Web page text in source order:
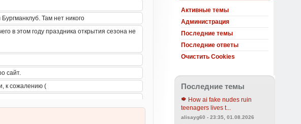
Активные темы
Администрация
Последние темы
Последние ответы
Очистить Cookies
Последние темы
How ai fake nudes ruin
teenagers lives t...
alisayg60 - 23:35, 01.08.2026